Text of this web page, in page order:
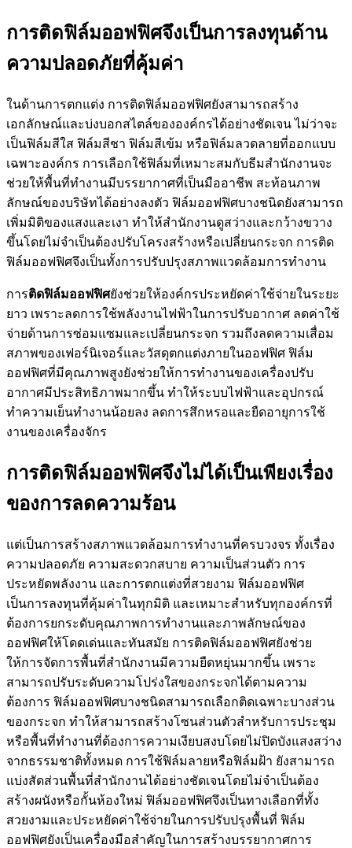
การติดฟิล์มออฟฟิศจึงเป็นการลงทุนด้าน
ความปลอดภัยที่คุ้มค่า
ในด้านการตกแต่ง การติดฟิล์มออฟฟิศยังสามารถสร้าง
เอกลักษณ์และบ่งบอกสไตล์ขององค์กรได้อย่างชัดเจน ไม่ว่าจะ
เป็นฟิล์มสีใส ฟิล์มสีชา ฟิล์มสีเข้ม หรือฟิล์มลวดลายที่ออกแบบ
เฉพาะองค์กร การเลือกใช้ฟิล์มที่เหมาะสมกับธีมสำนักงานจะ
ช่วยให้พื้นที่ทำงานมีบรรยากาศที่เป็นมืออาชีพ สะท้อนภาพ
ลักษณ์ของบริษัทได้อย่างลงตัว ฟิล์มออฟฟิศบางชนิดยังสามารถ
เพิ่มมิติของแสงและเงา ทำให้สำนักงานดูสว่างและกว้างขวาง
ขึ้นโดยไม่จำเป็นต้องปรับโครงสร้างหรือเปลี่ยนกระจก การติด
ฟิล์มออฟฟิศจึงเป็นทั้งการปรับปรุงสภาพแวดล้อมการทำงาน
การติดฟิล์มออฟฟิศยังช่วยให้องค์กรประหยัดค่าใช้จ่ายในระยะ
ยาว เพราะลดการใช้พลังงานไฟฟ้าในการปรับอากาศ ลดค่าใช้
จ่ายด้านการซ่อมแซมและเปลี่ยนกระจก รวมถึงลดความเสื่อม
สภาพของเฟอร์นิเจอร์และวัสดุตกแต่งภายในออฟฟิศ ฟิล์ม
ออฟฟิศที่มีคุณภาพสูงยังช่วยให้การทำงานของเครื่องปรับ
อากาศมีประสิทธิภาพมากขึ้น ทำให้ระบบไฟฟ้าและอุปกรณ์
ทำความเย็นทำงานน้อยลง ลดการสึกหรอและยืดอายุการใช้
งานของเครื่องจักร
การติดฟิล์มออฟฟิศจึงไม่ได้เป็นเพียงเรื่อง
ของการลดความร้อน
แต่เป็นการสร้างสภาพแวดล้อมการทำงานที่ครบวงจร ทั้งเรื่อง
ความปลอดภัย ความสะดวกสบาย ความเป็นส่วนตัว การ
ประหยัดพลังงาน และการตกแต่งที่สวยงาม ฟิล์มออฟฟิศ
เป็นการลงทุนที่คุ้มค่าในทุกมิติ และเหมาะสำหรับทุกองค์กรที่
ต้องการยกระดับคุณภาพการทำงานและภาพลักษณ์ของ
ออฟฟิศให้โดดเด่นและทันสมัย การติดฟิล์มออฟฟิศยังช่วย
ให้การจัดการพื้นที่สำนักงานมีความยืดหยุ่นมากขึ้น เพราะ
สามารถปรับระดับความโปร่งใสของกระจกได้ตามความ
ต้องการ ฟิล์มออฟฟิศบางชนิดสามารถเลือกติดเฉพาะบางส่วน
ของกระจก ทำให้สามารถสร้างโซนส่วนตัวสำหรับการประชุม
หรือพื้นที่ทำงานที่ต้องการความเงียบสงบโดยไม่ปิดบังแสงสว่าง
จากธรรมชาติทั้งหมด การใช้ฟิล์มลายหรือฟิล์มฝ้า ยังสามารถ
แบ่งสัดส่วนพื้นที่สำนักงานได้อย่างชัดเจนโดยไม่จำเป็นต้อง
สร้างผนังหรือกั้นห้องใหม่ ฟิล์มออฟฟิศจึงเป็นทางเลือกที่ทั้ง
สวยงามและประหยัดค่าใช้จ่ายในการปรับปรุงพื้นที่ ฟิล์ม
ออฟฟิศยังเป็นเครื่องมือสำคัญในการสร้างบรรยากาศการ